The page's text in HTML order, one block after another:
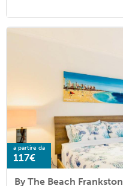
a partire da
117€
By The Beach Frankston